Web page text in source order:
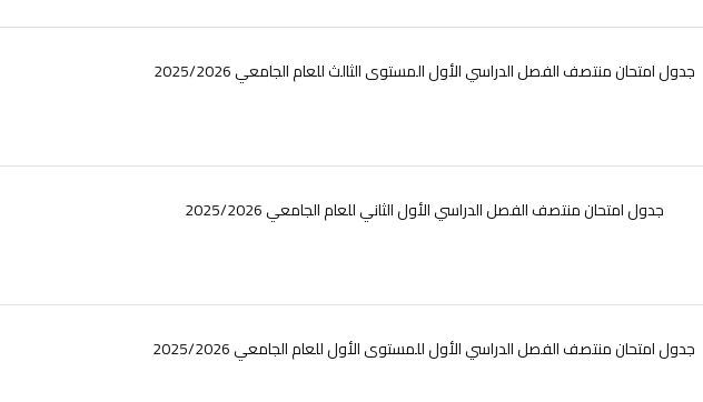
جدول امتحان منتصف الفصل الدراسي الأول المستوى الثالث للعام الجامعي 2025/2026
جدول امتحان منتصف الفصل الدراسي الأول الثاني للعام الجامعي 2025/2026
جدول امتحان منتصف الفصل الدراسي الأول للمستوى الأول للعام الجامعي 2025/2026